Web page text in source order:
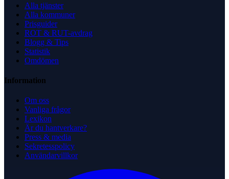
Alla tjänster
Alla kommuner
Prisguider
ROT & RUT-avdrag
Blogg & Tips
Statistik
Omdömen
Information
Om oss
Vanliga frågor
Lexikon
Är du hantverkare?
Press & media
Sekretesspolicy
Användarvillkor